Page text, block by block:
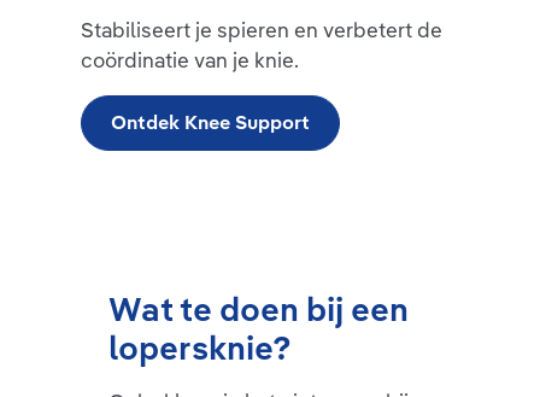
Stabiliseert je spieren en verbetert de
coördinatie van je knie.
Ontdek Knee Support
Wat te doen bij een
lopersknie?